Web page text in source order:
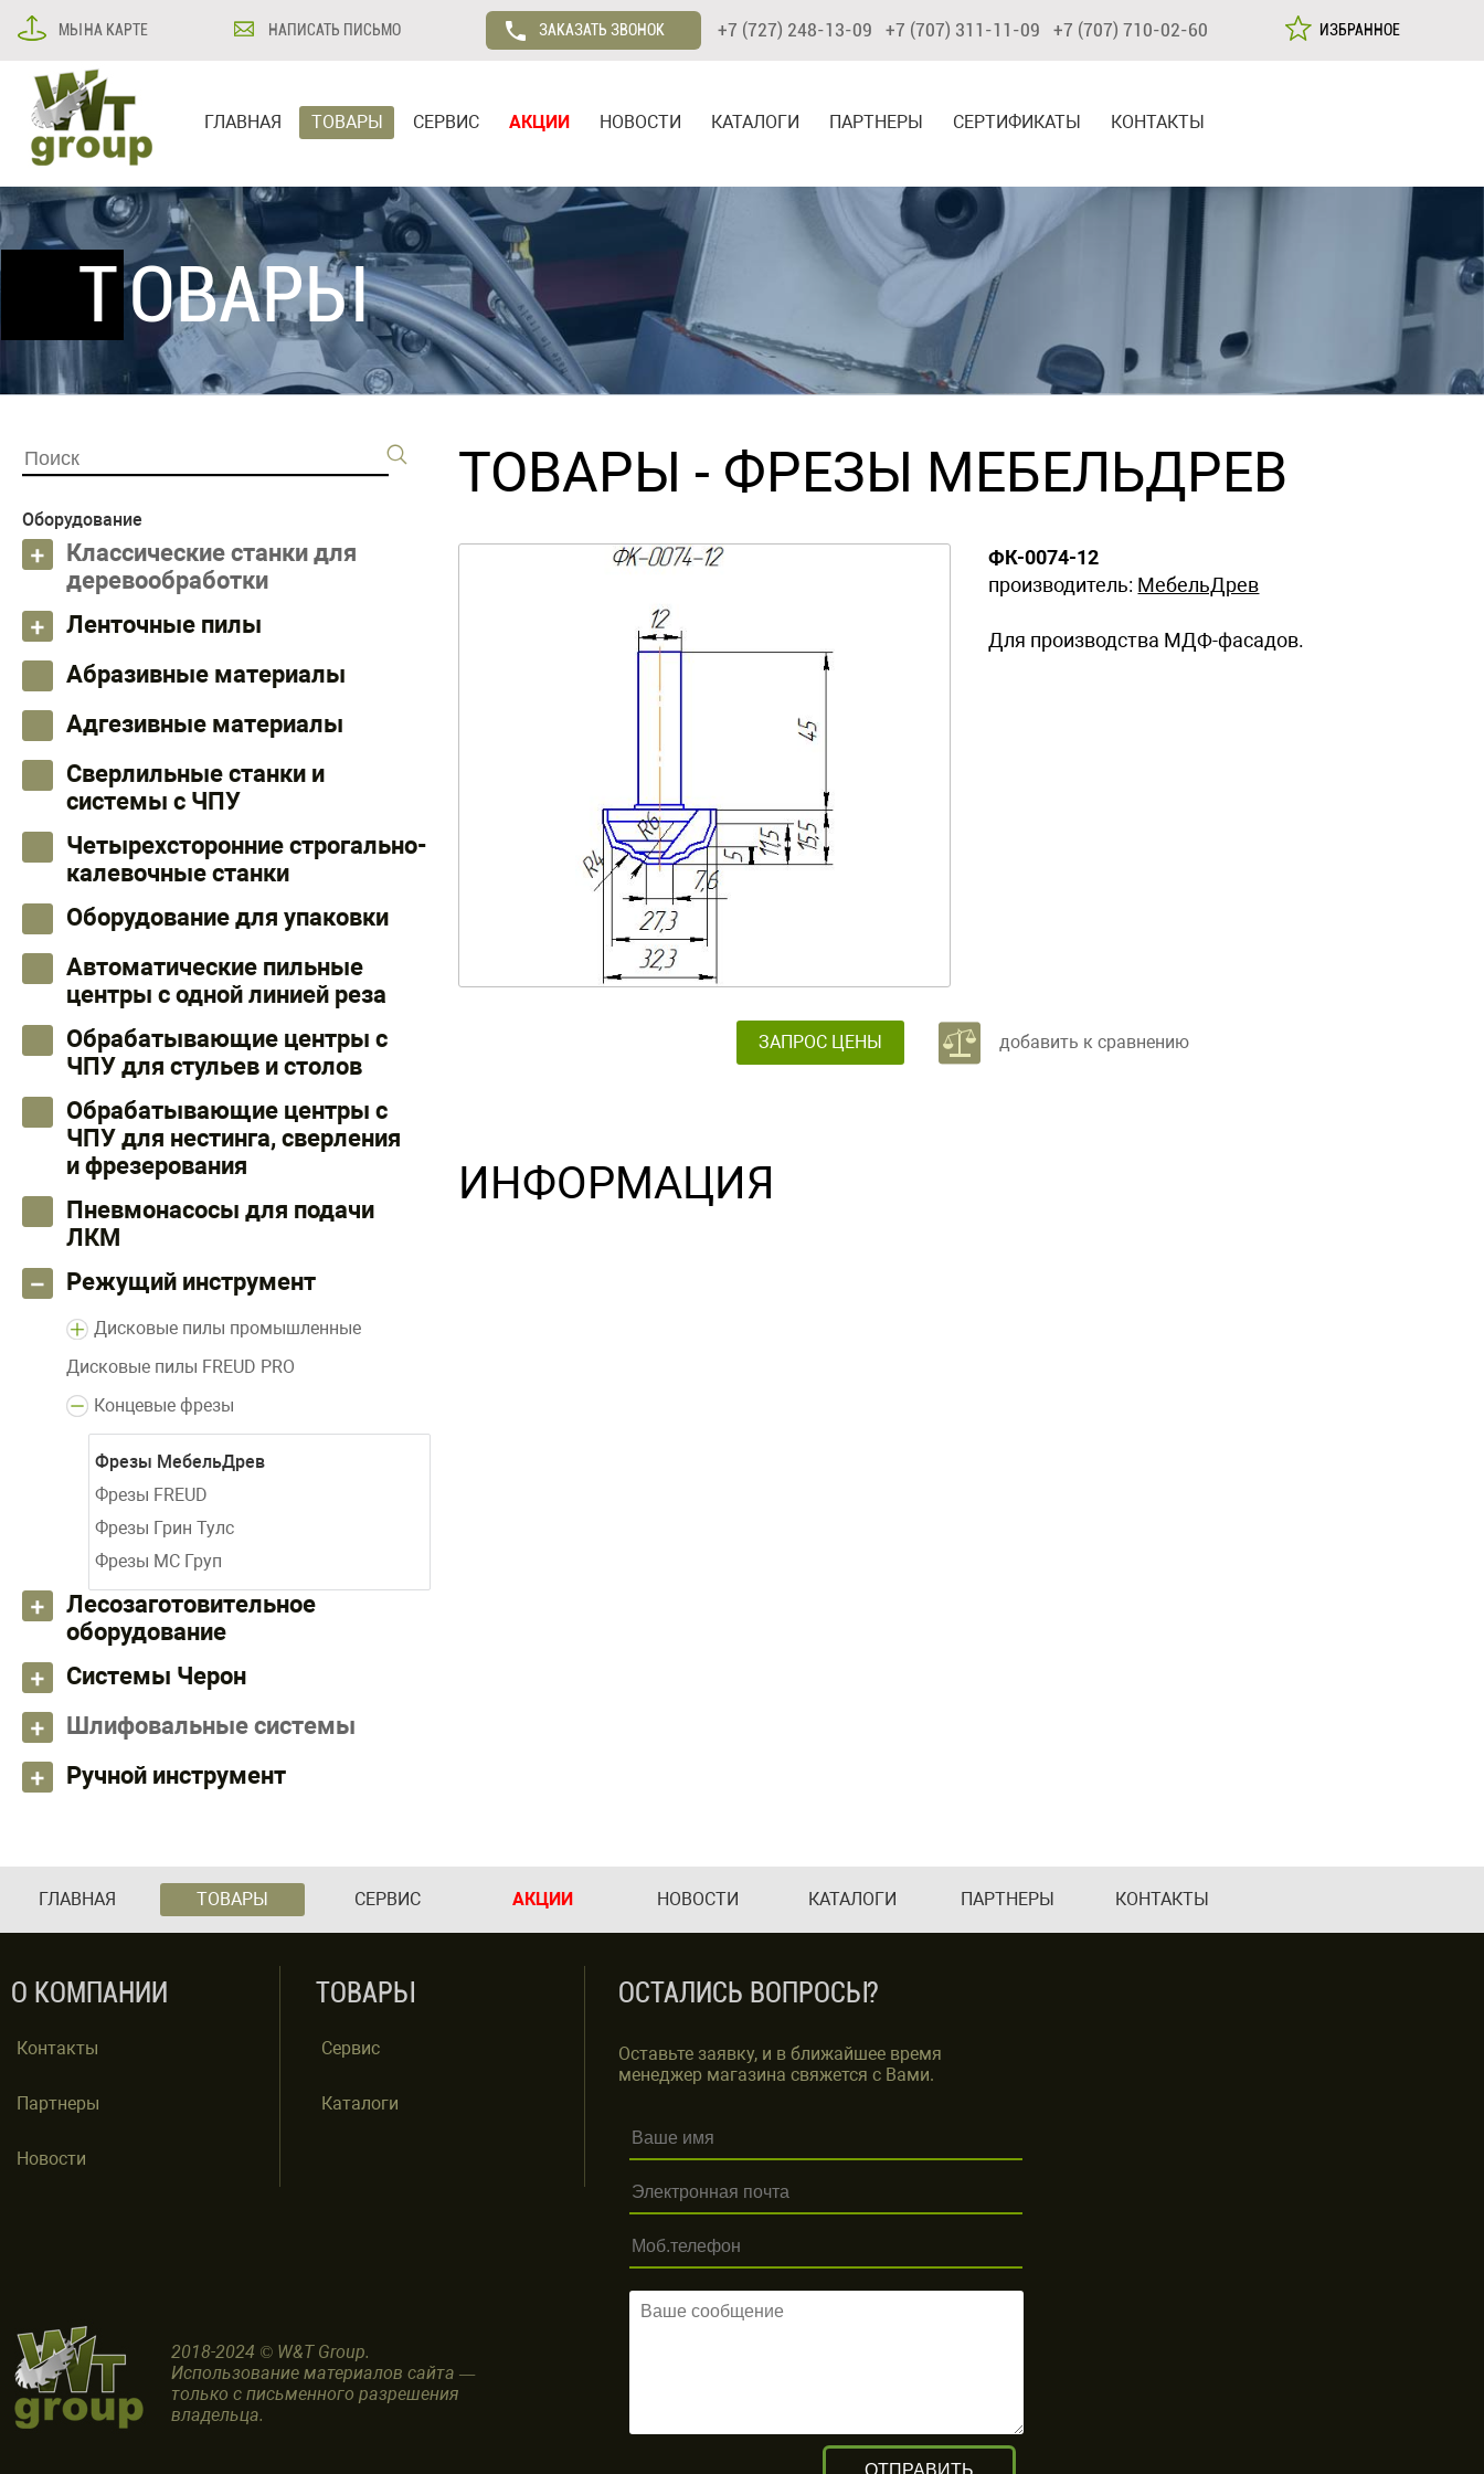
МЫ НА КАРТЕ НАПИСАТЬ ПИСЬМО ЗАКАЗАТЬ ЗВОНОК +7 (727) 248-13-09 +7 (707) 311-11-09 +7 (707) 710-02-60 ИЗБРАННОЕ
ГЛАВНАЯ ТОВАРЫ СЕРВИС АКЦИИ НОВОСТИ КАТАЛОГИ ПАРТНЕРЫ СЕРТИФИКАТЫ КОНТАКТЫ
ТОВАРЫ
Оборудование
Классические станки для
деревообработки
Ленточные пилы
Абразивные материалы
Адгезивные материалы
Сверлильные станки и
системы с ЧПУ
Четырехсторонние строгально-
калевочные станки
Оборудование для упаковки
Автоматические пильные
центры с одной линией реза
Обрабатывающие центры с
ЧПУ для стульев и столов
Обрабатывающие центры с
ЧПУ для нестинга, сверления
и фрезерования
Пневмонасосы для подачи
ЛКМ
Режущий инструмент
Дисковые пилы промышленные
Дисковые пилы FREUD PRO
Концевые фрезы
Фрезы МебельДрев
Фрезы FREUD
Фрезы Грин Тулс
Фрезы МС Груп
Лесозаготовительное
оборудование
Системы Черон
Шлифовальные системы
Ручной инструмент
ТОВАРЫ - ФРЕЗЫ МЕБЕЛЬДРЕВ
ФК-0074-12
производитель: МебельДрев
Для производства МДФ-фасадов.
добавить к сравнению
ЗАПРОС ЦЕНЫ
ИНФОРМАЦИЯ
ГЛАВНАЯ ТОВАРЫ СЕРВИС АКЦИИ НОВОСТИ КАТАЛОГИ ПАРТНЕРЫ КОНТАКТЫ
О КОМПАНИИ
Контакты
Партнеры
Новости
ТОВАРЫ
Сервис
Каталоги
2018-2024 © W&T Group.
Использование материалов сайта —
только с письменного разрешения
владельца.
ОСТАЛИСЬ ВОПРОСЫ?
Оставьте заявку, и в ближайшее время
менеджер магазина свяжется с Вами.